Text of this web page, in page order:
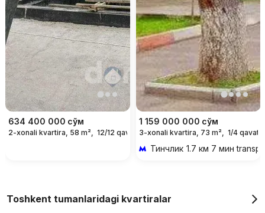
634 400 000 сўм
2-xonali kvartira, 58 m², 12/12 qavat
1 159 000 000 сўм
3-xonali kvartira, 73 m², 1/4 qavat
Тинчлик 1.7 км 7 мин
Toshkent tumanlaridagi kvartiralar